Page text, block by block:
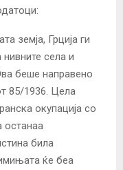
земја, Грција ги
села и
беше направено
85/1936. Цела
окупација со
останаа
била
ќе беа